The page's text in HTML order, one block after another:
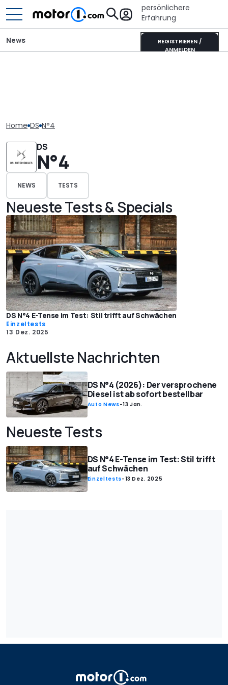
persönlichere
Erfahrung
REGISTRIEREN /
ANMELDEN
News
Home DS N°4
DS
N°4
NEWS TESTS
Neueste Tests & Specials
DS N°4 E-Tense im Test: Stil trifft auf Schwächen
Einzeltests
13 Dez. 2025
Aktuellste Nachrichten
DS N°4 (2026): Der versprochene
Diesel ist ab sofort bestellbar
Auto News-13 Jan.
Neueste Tests
DS N°4 E-Tense im Test: Stil trifft
auf Schwächen
Einzeltests-13 Dez. 2025